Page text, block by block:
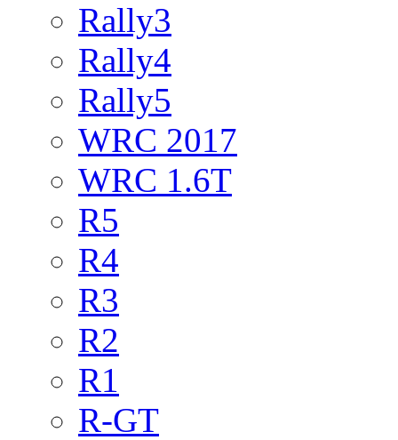
Rally3
Rally4
Rally5
WRC 2017
WRC 1.6T
R5
R4
R3
R2
R1
R-GT